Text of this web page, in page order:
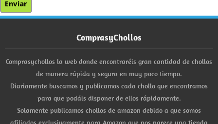
ComprasyChollos
Comprasychollos la web donde encontraréis gran cantidad de chollos
de manera rápida y segura en muy poco tiempo.
Diariamente buscamos y publicamos cada chollo que encontramos
para que podáis disponer de ellos rápidamente.
Solamente publicamos chollos de amazon debido a que somos